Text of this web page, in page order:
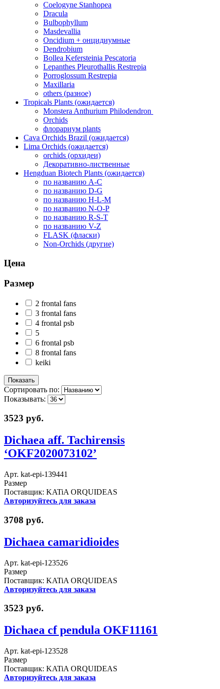
Coelogyne Stanhopea
Dracula
Bulbophyllum
Masdevallia
Oncidium + онцидиумные
Dendrobium
Bollea Kefersteinia Pescatoria
Lepanthes Pleurothallis Restrepia
Porroglossum Restrepia
Maxillaria
others (разное)
Tropicals Plants (ожидается)
​​​​​​​Monstera Anthurium Philodendron
Orchids
флорариум plants
Cava Orchids Brazil (ожидается)
Lima Orchids (ожидается)
orchids (орхидеи)
Декоративно-лиственные
Hengduan Biotech Plants (ожидается)
по названию A-C
по названию D-G
по названию H-L-M
по названию N-O-P
по названию R-S-T
по названию V-Z
FLASK (фласки)
Non-Orchids (другие)
Цена
Размер
2 frontal fans
3 frontal fans
4 frontal psb
5
6 frontal psb
8 frontal fans
keiki
Сортировать по:
Показывать:
3523 руб.
Dichaea aff. Tachirensis
‘OKF2020073102’
Арт. kat-epi-139441
Размер
Поставщик: KATiA ORQUIDEAS
Авторизуйтесь для заказа
3708 руб.
Dichaea camaridioides
Арт. kat-epi-123526
Размер
Поставщик: KATiA ORQUIDEAS
Авторизуйтесь для заказа
3523 руб.
Dichaea cf pendula OKF11161
Арт. kat-epi-123528
Размер
Поставщик: KATiA ORQUIDEAS
Авторизуйтесь для заказа